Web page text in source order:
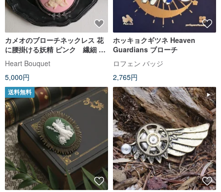
カメオのブローチネックレス 花
に腰掛ける妖精 ピンク 繊細 フ
ェアリー 妖精画 女性 女の子 少
女 人物 蝶 ロマンティック ファ
ンタジー 幻想 クラシカル
Heart Bouquet
5,000円
ホッキョクギツネ Heaven
Guardians ブローチ
ロフェン バッジ
2,765円
送料無料